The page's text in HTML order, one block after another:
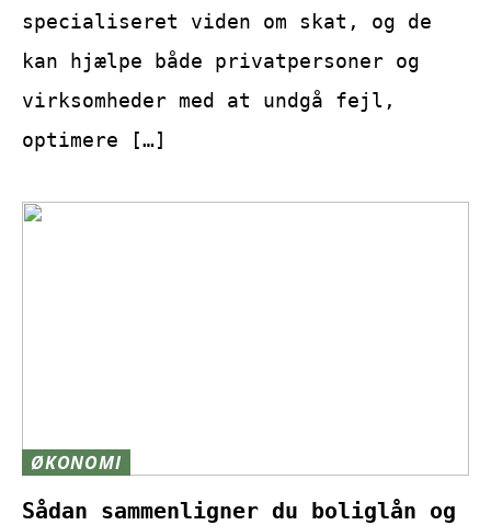
specialiseret viden om skat, og de
kan hjælpe både privatpersoner og
virksomheder med at undgå fejl,
optimere […]
ØKONOMI
Sådan sammenligner du boliglån og